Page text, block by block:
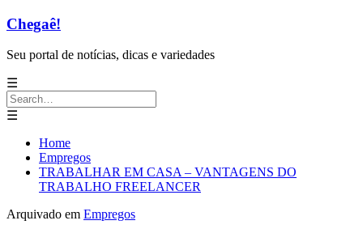
Chegaê!
Seu portal de notícias, dicas e variedades
☰
Search
for:
☰
Home
Empregos
TRABALHAR EM CASA – VANTAGENS DO
TRABALHO FREELANCER
Arquivado em Empregos